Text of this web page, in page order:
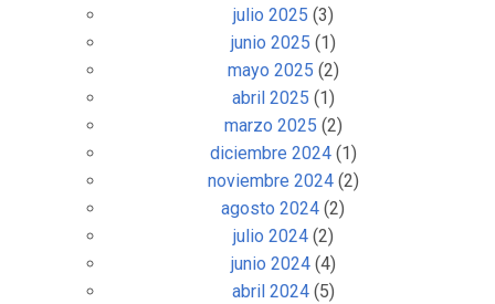
julio 2025 (3)
junio 2025 (1)
mayo 2025 (2)
abril 2025 (1)
marzo 2025 (2)
diciembre 2024(1)
noviembre 2024(2)
agosto 2024 (2)
julio 2024(2)
junio 2024(4)
abril 2024(5)